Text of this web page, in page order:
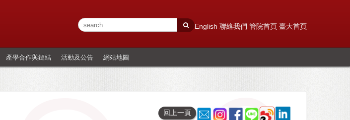
English 聯絡我們 管院首頁 臺大首頁
產學合作與鏈結 活動及公告 網站地圖
回上一頁